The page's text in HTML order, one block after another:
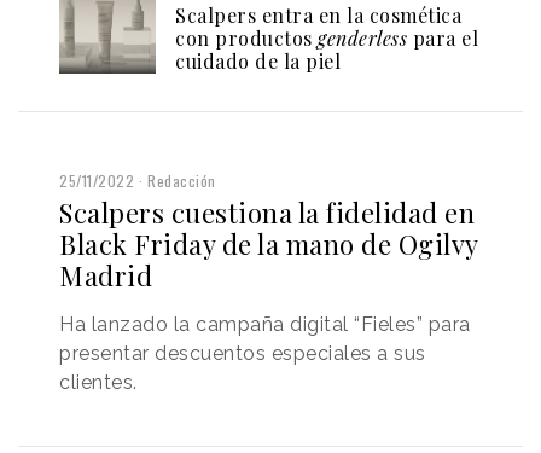
Scalpers entra en la cosmética
con productos genderless para el
cuidado de la piel
25/11/2022 Redacción
Scalpers cuestiona la fidelidad en
Black Friday de la mano de Ogilvy
Madrid
Ha lanzado la campaña digital “Fieles” para
presentar descuentos especiales a sus
clientes.